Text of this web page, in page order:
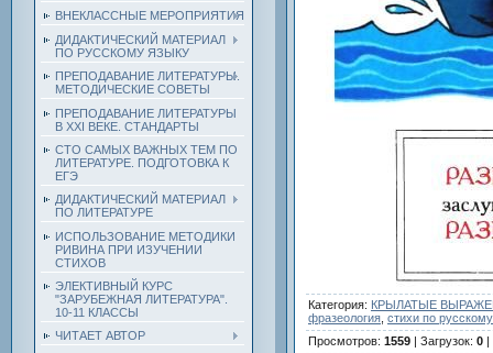
ВНЕКЛАССНЫЕ МЕРОПРИЯТИЯ
ДИДАКТИЧЕСКИЙ МАТЕРИАЛ
ПО РУССКОМУ ЯЗЫКУ
ПРЕПОДАВАНИЕ ЛИТЕРАТУРЫ.
МЕТОДИЧЕСКИЕ СОВЕТЫ
ПРЕПОДАВАНИЕ ЛИТЕРАТУРЫ
В XXI ВЕКЕ. СТАНДАРТЫ
СТО САМЫХ ВАЖНЫХ ТЕМ ПО
ЛИТЕРАТУРЕ. ПОДГОТОВКА К
ЕГЭ
ДИДАКТИЧЕСКИЙ МАТЕРИАЛ
ПО ЛИТЕРАТУРЕ
ИСПОЛЬЗОВАНИЕ МЕТОДИКИ
РИВИНА ПРИ ИЗУЧЕНИИ
СТИХОВ
ЭЛЕКТИВНЫЙ КУРС
"ЗАРУБЕЖНАЯ ЛИТЕРАТУРА".
10-11 КЛАССЫ
ЧИТАЕТ АВТОР
Категория: КРЫЛАТЫЕ
фразеология стихи по
Просмотров: 1559 | Загрузок: 0 |